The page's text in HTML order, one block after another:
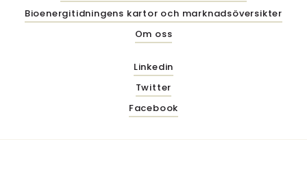
Bioenergitidningens kartor och marknadsöversikter
Om oss
Linkedin
Twitter
Facebook